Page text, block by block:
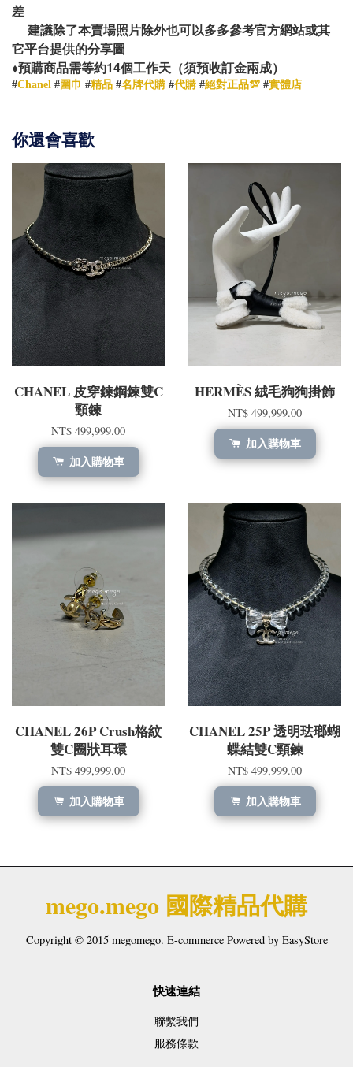
差
建議除了本賣場照片除外也可以多多參考官方網站或其
它平台提供的分享圖
♦️預購商品需等約14個工作天（須預收訂金兩成）
#Chanel #圍巾 #精品 #名牌代購 #代購 #絕對正品💯 #實體店
你還會喜歡
CHANEL 皮穿鍊鋼鍊雙C
頸鍊
NT$ 499,999.00
加入購物車
HERMÈS 絨毛狗狗掛飾
NT$ 499,999.00
加入購物車
CHANEL 26P Crush格紋
雙C圈狀耳環
NT$ 499,999.00
加入購物車
CHANEL 25P 透明珐瑯蝴
蝶結雙C頸鍊
NT$ 499,999.00
加入購物車
mego.mego 國際精品代購
Copyright © 2015 megomego. E-commerce Powered by EasyStore
快速連結
聯繫我們
服務條款